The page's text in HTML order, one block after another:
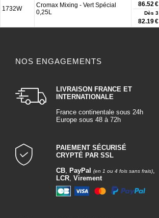
1732W
Cromax Mixing - Vert Spécial
0,25L
86.52 €
Dès 3
82.19 €
NOS ENGAGEMENTS
LIVRAISON FRANCE ET
INTERNATIONALE
France continentale sous 24h
Europe sous 48 à 72h
PAIEMENT SÉCURISÉ
CRYPTÉ PAR SSL
CB, PayPal (en 1 ou 4 fois sans frais),
LCR, Virement